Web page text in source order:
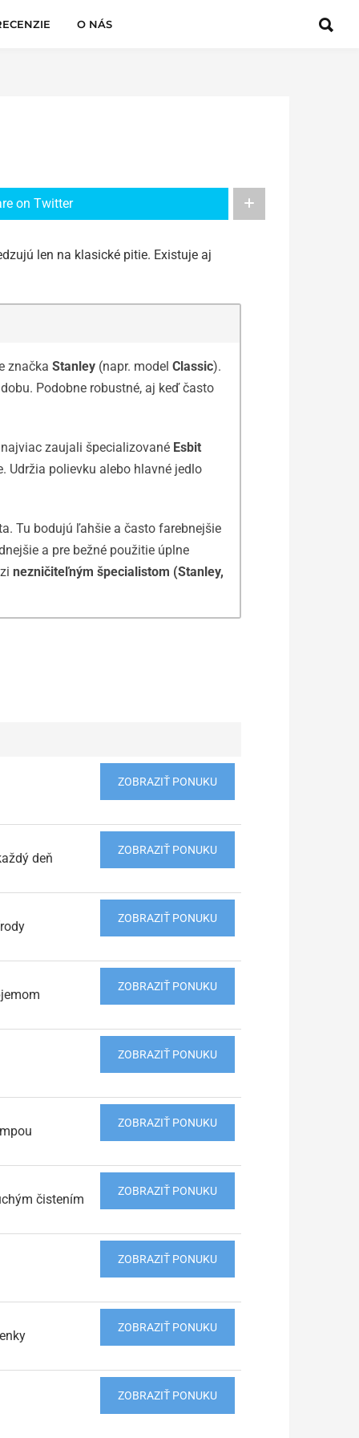
O NÁS
on Twitter
len na klasické pitie. Existuje aj
značka Stanley (napr. model Classic).
Podobne robustné, aj keď často
zaujali špecializované Esbit
Udržia polievku alebo hlavné jedlo
Tu bodujú ľahšie a často farebnejšie
a pre bežné použitie úplne
nezničiteľným špecialistom (Stanley,
ZOBRAZIŤ PONUKU
deň
ZOBRAZIŤ PONUKU
ZOBRAZIŤ PONUKU
ZOBRAZIŤ PONUKU
ZOBRAZIŤ PONUKU
ZOBRAZIŤ PONUKU
čistením
ZOBRAZIŤ PONUKU
ZOBRAZIŤ PONUKU
ZOBRAZIŤ PONUKU
ZOBRAZIŤ PONUKU